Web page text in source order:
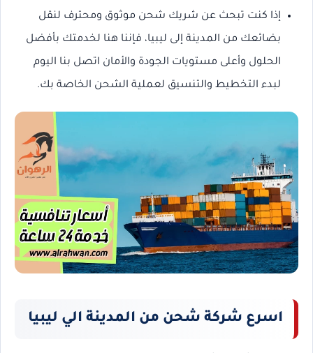
إذا كنت تبحث عن شريك شحن موثوق ومحترف لنقل
بضائعك من المدينة إلى ليبيا، فإننا هنا لخدمتك بأفضل
الحلول وأعلى مستويات الجودة والأمان اتصل بنا اليوم
لبدء التخطيط والتنسيق لعملية الشحن الخاصة بك.
اسرع شركة شحن من المدينة الي ليبيا